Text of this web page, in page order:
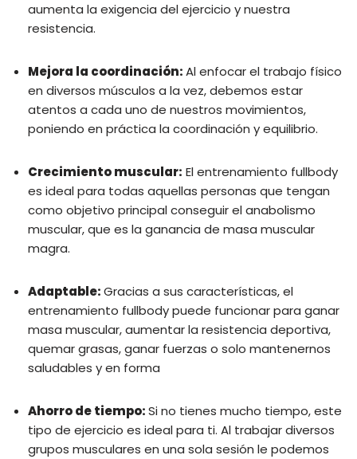
aumenta la exigencia del ejercicio y nuestra
resistencia.
Mejora la coordinación:Al enfocar el trabajo físico
en diversos músculos a la vez, debemos estar
atentos a cada uno de nuestros movimientos,
poniendo en práctica la coordinación y equilibrio.
Crecimiento muscular: El entrenamiento fullbody
es ideal para todas aquellas personas que tengan
como objetivo principal conseguir el anabolismo
muscular, que es la ganancia de masa muscular
magra.
Adaptable:Gracias a sus características, el
entrenamiento fullbody puede funcionar para ganar
masa muscular, aumentar la resistencia deportiva,
quemar grasas, ganar fuerzas o solo mantenernos
saludables y en forma
Ahorro de tiempo:Si no tienes mucho tiempo, este
tipo de ejercicio es ideal para ti. Al trabajar diversos
grupos musculares en una sola sesión le podemos